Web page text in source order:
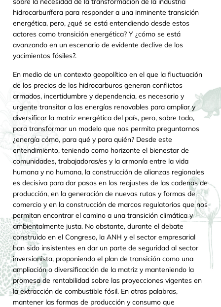
hidrocarburífera para responder a una inminente transición
energética, pero, ¿qué se está entendiendo desde estos
actores como transición energética? Y ¿cómo se está
avanzando en un escenario de evidente declive de los
yacimientos fósiles?.
En medio de un contexto geopolítico en el que la fluctuación
de los precios de los hidrocarburos generan conflictos
armados, incertidumbre y dependencia, es necesario y
urgente transitar a las energías renovables para ampliar y
diversificar la matriz energética del país, pero, sobre todo,
para transformar un modelo que nos permita preguntarnos
¿energía cómo, para qué y para quién? Desde este
entendimiento, teniendo como horizonte el bienestar de
comunidades, trabajadoras/es y la armonía entre la vida
humana y no humana, la construcción de alianzas regionales
es decisiva para dar pasos en los reajustes de las cadenas de
producción, en la generación de nuevas rutas y formas de
comercio y en la construcción de marcos regulatorios que nos
permitan encontrar el camino a una transición climática y
ambientalmente justa. No obstante, durante el debate
construido en el Congreso, la ANH y el sector empresarial
han sido insistentes en dar un parte de seguridad al sector
inversionista, proponiendo el plan de transición como una
ampliación o diversificación de la matriz y manteniendo la
promesa de rentabilidad sobre las proyecciones vigentes en
la extracción de combustible fósil. En otras palabras,
mantener las formas de producción y consumo que